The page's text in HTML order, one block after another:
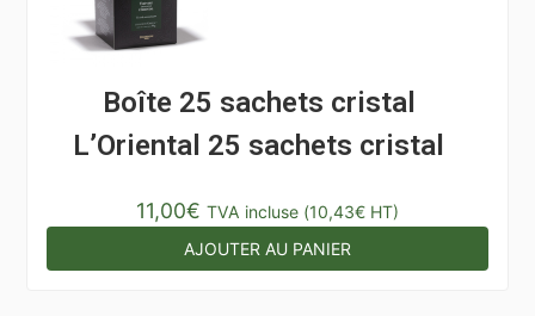
Boîte 25 sachets cristal
L’Oriental 25 sachets cristal
11,00€ TVA incluse (10,43€ HT)
AJOUTER AU PANIER